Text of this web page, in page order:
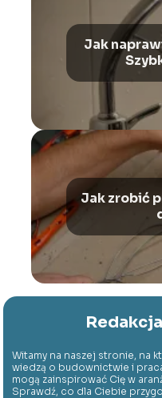
Jak
Jak zrobić
Witamy na naszej stronie, na
wiedzą o budownictwie i
mogą zainspirować Cię w
Sprawdź, co dla Ciebie